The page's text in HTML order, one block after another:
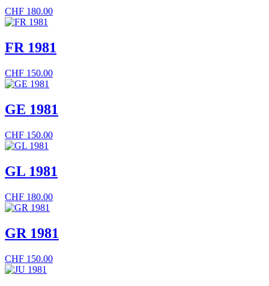
CHF 180.00
FR 1981
CHF 150.00
GE 1981
CHF 150.00
GL 1981
CHF 180.00
GR 1981
CHF 150.00